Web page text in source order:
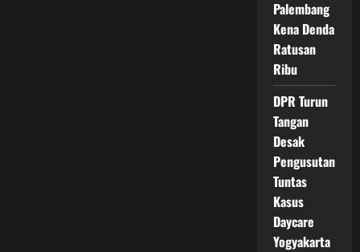
Palembang
Kena Denda
Ratusan
Ribu
DPR Turun
Tangan
Desak
Pengusutan
Tuntas
Kasus
Daycare
Yogyakarta